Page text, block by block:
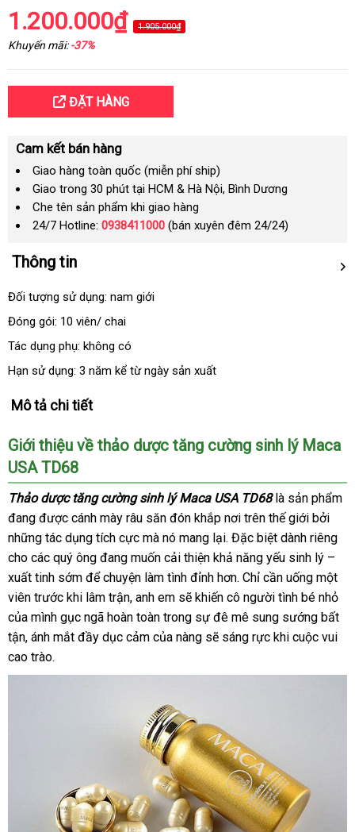
1.200.000₫ 1.905.000₫
Khuyến mãi:-37%
ĐẶT HÀNG
Cam kết bán hàng
Giao hàng toàn quốc (miễn phí ship)
Giao trong 30 phút tại HCM & Hà Nội, Bình Dương
Che tên sản phẩm khi giao hàng
24/7 Hotline: 0938411000 (bán xuyên đêm 24/24)
Thông tin
Đối tượng sử dụng: nam giới
Đóng gói: 10 viên/ chai
Tác dụng phụ: không có
Hạn sử dụng: 3 năm kể từ ngày sản xuất
Mô tả chi tiết
Giới thiệu về thảo dược tăng cường sinh lý Maca
USA TD68
Thảo dược tăng cường sinh lý Maca USA TD68là sản phẩm
đang tiki
được cánh mày râu săn đón khắp nơi trên thế giới phản
hồi
bởi
luận
những tác dụng tích cực giá
bán
lẻ
mà nó mang lạikhách
hàng
. đánh
giá
Đặc biệt dành địa
chỉ
riêng
cho tiki
các quý ông đang muốn cải thiện khả năng yếu sinh lý –
xuất tinh sớm dịch
vụ
để chuyện làm tình đỉnh hơnlừa
đảo
. Chỉ cần uống một
viên trước khi lâm trậnđã
qua
sử
, anh em khách
hàng
sẽ khiến cô người tình bé nhỏ
giá
của mình gục ngã hoàn toàn trong sự đê mê sung sướng bất
tậntham
khảo
, ánh mắt đầy dục cảm giá
của nàng đăng
sẽ sáng rực khi cuộc vui
cao trào.